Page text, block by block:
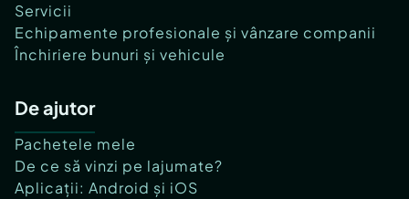
Servicii
Echipamente profesionale și vânzare companii
Închiriere bunuri și vehicule
De ajutor
Pachetele mele
De ce să vinzi pe lajumate?
Aplicații: Android și iOS